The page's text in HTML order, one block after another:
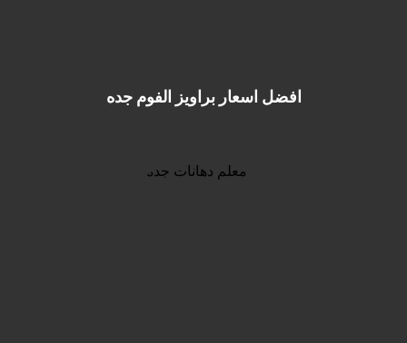
افضل اسعار براويز الفوم جده